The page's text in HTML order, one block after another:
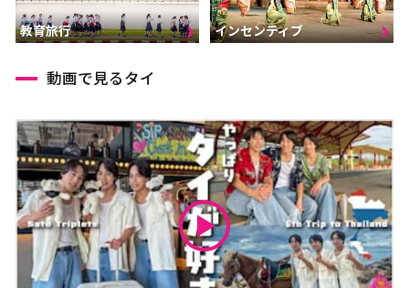
教育旅行 インセンティブ
動画で見るタイ